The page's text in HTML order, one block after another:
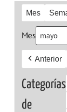
Mes
Mes
Anterior
Categorías
de